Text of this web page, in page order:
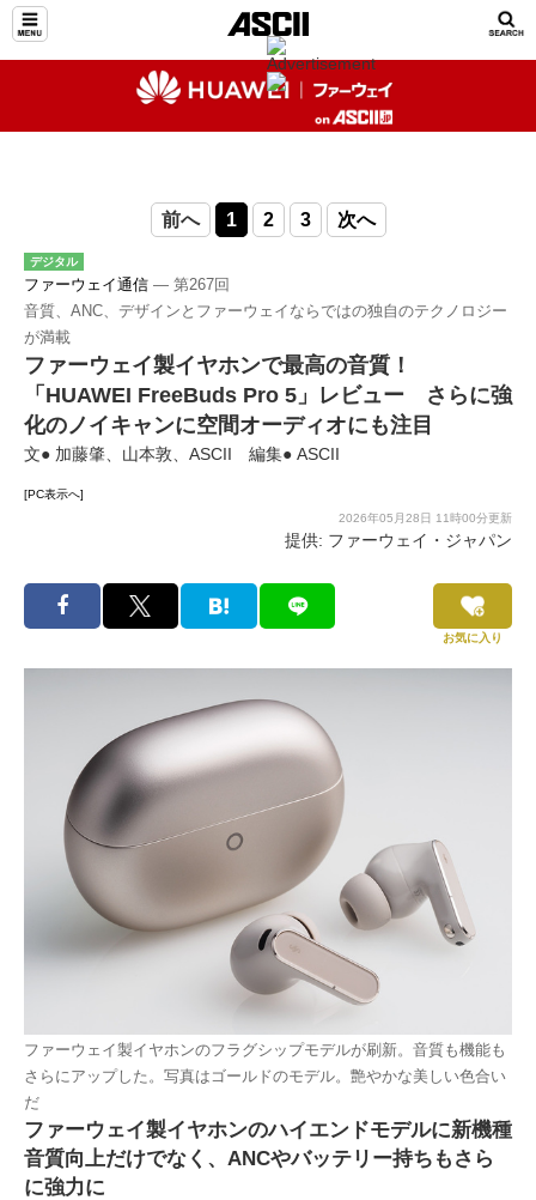
前へ 1 2 3 次へ
デジタル
ファーウェイ通信 ― 第267回
音質、ANC、デザインとファーウェイならではの独自のテクノロジー
が満載
ファーウェイ製イヤホンで最高の音質！
「HUAWEI FreeBuds Pro 5」レビュー さらに強
化のノイキャンに空間オーディオにも注目
文● 加藤肇、山本敦、ASCII 編集● ASCII
[PC表示へ]
2026年05月28日 11時00分更新
提供: ファーウェイ・ジャパン
お気に入り
ファーウェイ製イヤホンのフラグシップモデルが刷新。音質も機能も
さらにアップした。写真はゴールドのモデル。艶やかな美しい色合い
だ
ファーウェイ製イヤホンのハイエンドモデルに新機種
音質向上だけでなく、ANCやバッテリー持ちもさら
に強力に